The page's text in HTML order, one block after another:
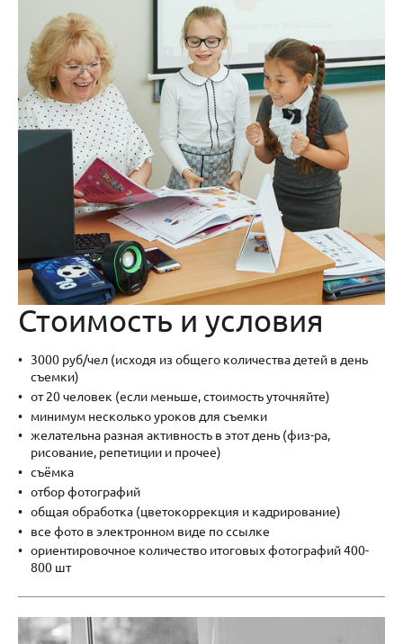
Стоимость и условия
3000 руб/чел (исходя из общего количества детей в день
съемки)
от 20 человек (если меньше, стоимость уточняйте)
минимум несколько уроков для съемки
желательна разная активность в этот день (физ-ра,
рисование, репетиции и прочее)
съёмка
отбор фотографий
общая обработка (цветокоррекция и кадрирование)
все фото в электронном виде по ссылке
ориентировочное количество итоговых фотографий 400-
800 шт